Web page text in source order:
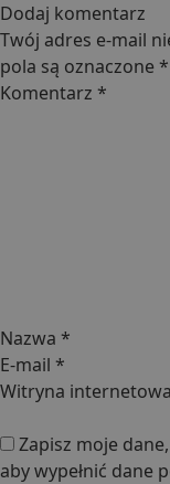
Dodaj komentarz
Twój adres e-mail
pola są oznaczone *
Komentarz *
Nazwa *
E-mail *
Witryna internetowa
Zapisz moje
aby wypełnić dane